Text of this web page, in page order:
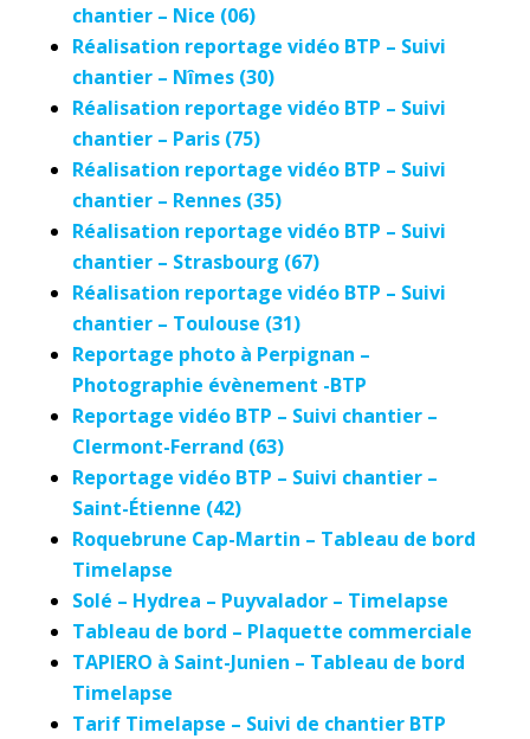
chantier – Nice (06)
Réalisation reportage vidéo BTP – Suivi
chantier – Nîmes (30)
Réalisation reportage vidéo BTP – Suivi
chantier – Paris (75)
Réalisation reportage vidéo BTP – Suivi
chantier – Rennes (35)
Réalisation reportage vidéo BTP – Suivi
chantier – Strasbourg (67)
Réalisation reportage vidéo BTP – Suivi
chantier – Toulouse (31)
Reportage photo à Perpignan –
Photographie évènement -BTP
Reportage vidéo BTP – Suivi chantier –
Clermont-Ferrand (63)
Reportage vidéo BTP – Suivi chantier –
Saint-Étienne (42)
Roquebrune Cap-Martin – Tableau de bord
Timelapse
Solé – Hydrea – Puyvalador – Timelapse
Tableau de bord – Plaquette commerciale
TAPIERO à Saint-Junien – Tableau de bord
Timelapse
Tarif Timelapse – Suivi de chantier BTP